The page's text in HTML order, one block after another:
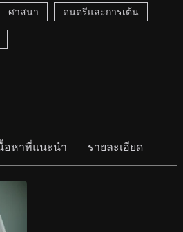
ศาสนา ดนตรีและการเต้น
อหาที่แนะนำ รายละเอียด